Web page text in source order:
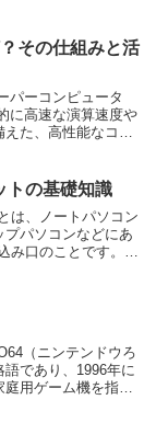
、プログラムのコー
ハードウェアの故障
。マルウェアの感染
ムがコンピュータに
ュータに必要な電力
生すると、コンピュ
。暴走が発生した場
から再起動してみて
ピュータの専門家に
その仕組みと活
パーコンピュータ
に高速な演算速度や
た、高性能なコン
、原子力シミュレ
析、暗号解読など、
要とする複雑なタス
計されています。
は、毎秒ペタフロッ
分野など、さまざ
割を果たしていま
トの基礎知識
とは、ノートパソコン
パソコンなどにあ
み口のことです。
ットを装備していな
ドを利用するには、
アダプターを用いる
カードスロットは、
ンの側面に搭載さ
（ニンテンドウろ
語であり、1996年に
用ゲーム機を指し